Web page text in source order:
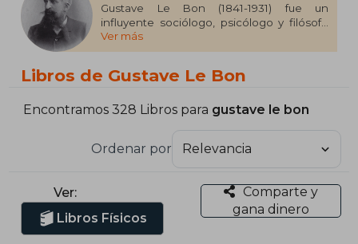
Gustave Le Bon (1841-1931) fue un
influyente sociólogo, psicólogo y filósofo
francés, conocido por sus estudios sobre
la psicología de las masas. Su obra más
explora cómo las emociones y las ideas
colectivo, un tema de gran relevancia en el
enfoque en el poder de las emociones y
su impacto en la toma de decisiones
colectivas le valió el reconocimiento como
Ver más
Libros de Gustave Le Bon
Encontramos 328 Libros para gustave le bon
Ordenar por
Ver:
Libros Físicos
Comparte y
gana dinero